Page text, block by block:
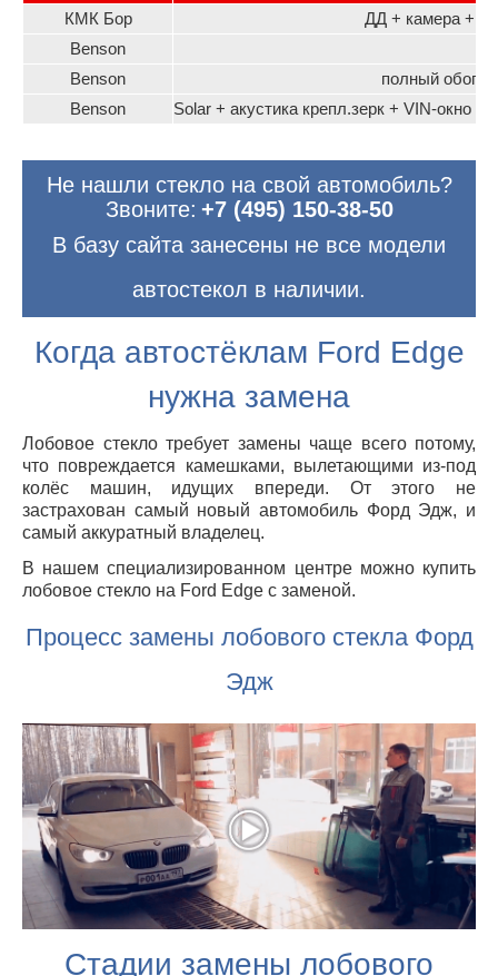
КМК Бор
ДД + камера +
Benson
Benson
полный
Benson
Solar + акустика крепл.зерк + VIN-окно
Не нашли стекло на свой автомобиль?
Звоните: +7 (495) 150-38-50
В базу сайта занесены не все модели
автостекол в наличии.
Когда автостёклам Ford Edge
нужна замена
Лобовое стекло требует замены чаще всего потому,
что повреждается камешками, вылетающими из-под
колёс машин, идущих впереди. От этого не
застрахован самый новый автомобиль Форд Эдж, и
самый аккуратный владелец.
В нашем специализированном центре можно купить
лобовое стекло на Ford Edge с заменой.
Процесс замены лобового стекла Форд
Эдж
Стадии замены лобового